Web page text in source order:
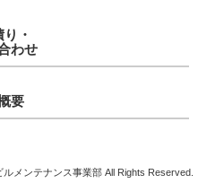
・
わせ
要
メンテナンス事業部 All Rights Reserved.